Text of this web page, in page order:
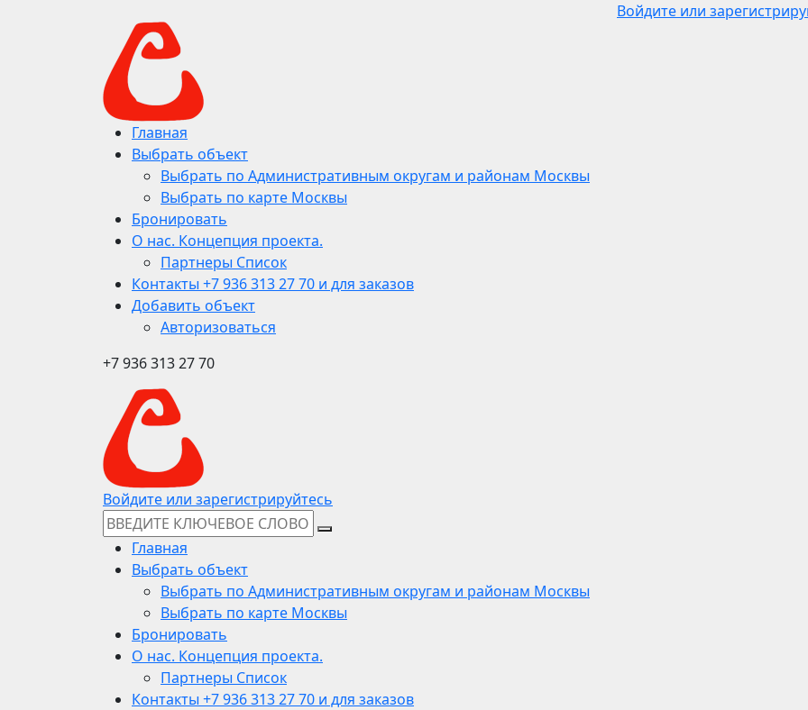
Войдите или
Главная
Выбрать объект
Выбрать по Административным округам и районам Москвы
Выбрать по карте Москвы
Бронировать
О нас. Концепция проекта.
Партнеры Список
Контакты +7 936 313 27 70 и для заказов
Добавить объект
Авторизоваться
+7 936 313 27 70
Войдите или зарегистрируйтесь
Главная
Выбрать объект
Выбрать по Административным округам и районам Москвы
Выбрать по карте Москвы
Бронировать
О нас. Концепция проекта.
Партнеры Список
Контакты +7 936 313 27 70 и для заказов